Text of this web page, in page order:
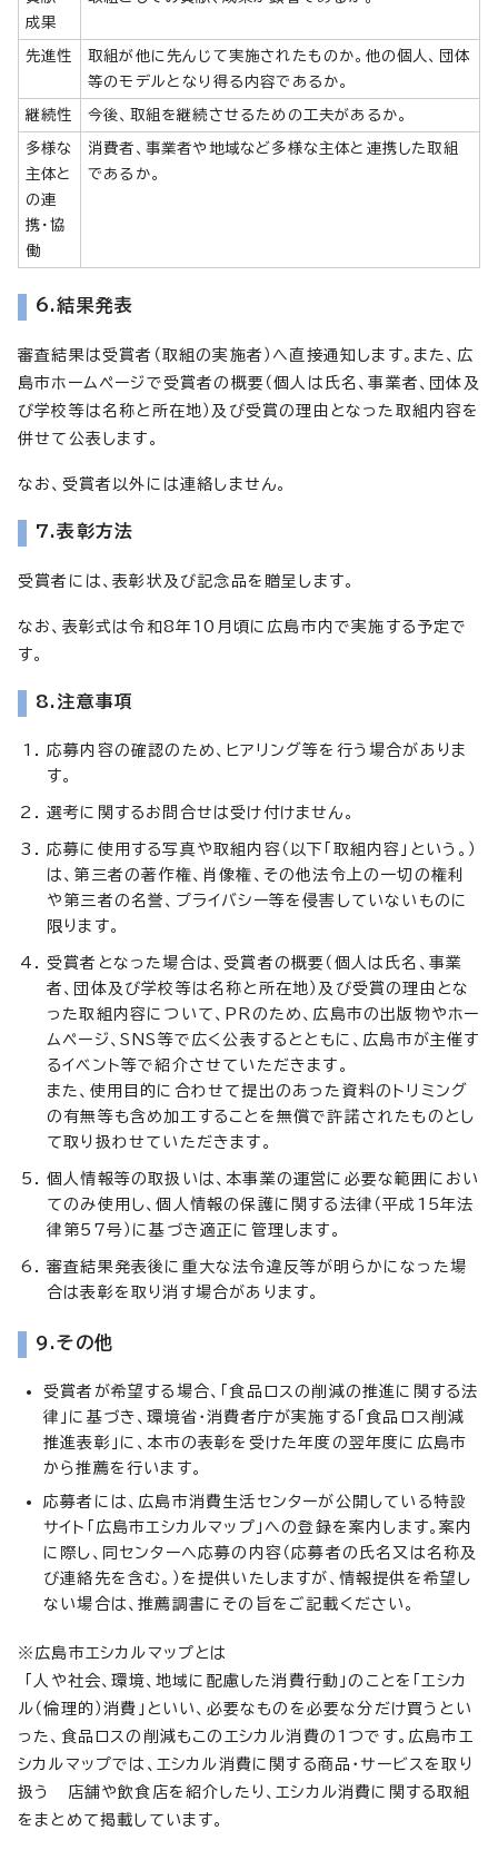
成果
先進性
取組が他に先んじて実施されたものか。他の個人、団体
等のモデルとなり得る内容であるか。
継続性 今後、取組を継続させるための工夫があるか。
多様な
主体と
の連
携・協
働
消費者、事業者や地域など多様な主体と連携した取組
であるか。
6.結果発表
審査結果は受賞者（取組の実施者）へ直接通知します。また、広
島市ホームページで受賞者の概要（個人は氏名、事業者、団体及
び学校等は名称と所在地）及び受賞の理由となった取組内容を
併せて公表します。
なお、受賞者以外には連絡しません。
7.表彰方法
受賞者には、表彰状及び記念品を贈呈します。
なお、表彰式は令和8年10月頃に広島市内で実施する予定で
す。
8.注意事項
応募内容の確認のため、ヒアリング等を行う場合がありま
す。
選考に関するお問合せは受け付けません。
応募に使用する写真や取組内容（以下「取組内容」という。）
は、第三者の著作権、肖像権、その他法令上の一切の権利
や第三者の名誉、プライバシー等を侵害していないものに
限ります。
受賞者となった場合は、受賞者の概要（個人は氏名、事業
者、団体及び学校等は名称と所在地）及び受賞の理由とな
った取組内容について、PRのため、広島市の出版物やホー
ムページ、SNS等で広く公表するとともに、広島市が主催す
るイベント等で紹介させていただきます。
また、使用目的に合わせて提出のあった資料のトリミング
の有無等も含め加工することを無償で許諾されたものとし
て取り扱わせていただきます。
個人情報等の取扱いは、本事業の運営に必要な範囲におい
てのみ使用し、個人情報の保護に関する法律（平成15年法
律第57号）に基づき適正に管理します。
審査結果発表後に重大な法令違反等が明らかになった場
合は表彰を取り消す場合があります。
9.その他
受賞者が希望する場合、「食品ロスの削減の推進に関する法
律」に基づき、環境省・消費者庁が実施する「食品ロス削減
推進表彰」に、本市の表彰を受けた年度の翌年度に広島市
から推薦を行います。
応募者には、広島市消費生活センターが公開している特設
サイト「広島市エシカルマップ」への登録を案内します。案内
に際し、同センターへ応募の内容（応募者の氏名又は名称及
び連絡先を含む。）を提供いたしますが、情報提供を希望し
ない場合は、推薦調書にその旨をご記載ください。
※広島市エシカルマップとは
「人や社会、環境、地域に配慮した消費行動」のことを「エシカ
ル（倫理的）消費」といい、必要なものを必要な分だけ買うとい
った、食品ロスの削減もこのエシカル消費の1つです。広島市エ
シカルマップでは、エシカル消費に関する商品・サービスを取り
扱う 店舗や飲食店を紹介したり、エシカル消費に関する取組
をまとめて掲載しています。